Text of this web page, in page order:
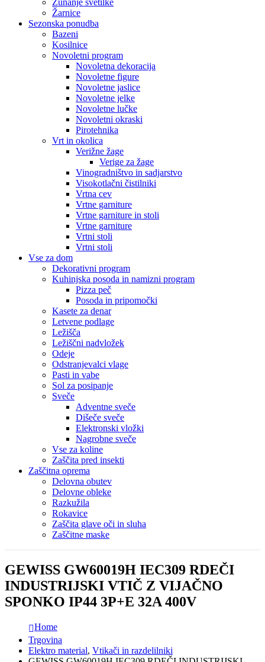
Zunanje svetilke
Žarnice
Sezonska ponudba
Bazeni
Kosilnice
Novoletni program
Novoletna dekoracija
Novoletne figure
Novoletne jaslice
Novoletne jelke
Novoletne lučke
Novoletni okraski
Pirotehnika
Vrt in okolica
Verižne žage
Verige za žage
Vinogradništvo in sadjarstvo
Visokotlačni čistilniki
Vrtna cev
Vrtne garniture
Vrtne garniture in stoli
Vrtne garniture
Vrtni stoli
Vrtni stoli
Vse za dom
Dekorativni program
Kuhinjska posoda in namizni program
Pizza peč
Posoda in pripomočki
Kasete za denar
Letvene podlage
Ležišča
Ležiščni nadvložek
Odeje
Odstranjevalci vlage
Pasti in vabe
Sol za posipanje
Sveče
Adventne sveče
Dišeče sveče
Elektronski vložki
Nagrobne sveče
Vse za koline
Zaščita pred insekti
Zaščitna oprema
Delovna obutev
Delovne obleke
Razkužila
Rokavice
Zaščita glave oči in sluha
Zaščitne maske
GEWISS GW60019H IEC309 RDEČI
INDUSTRIJSKI VTIČ Z VIJAČNO
SPONKO IP44 3P+E 32A 400V
Home
Trgovina
Elektro material, Vtikači in razdelilniki